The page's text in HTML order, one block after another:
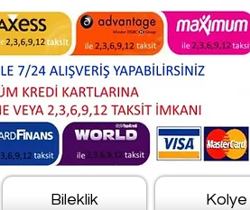
Bileklik Kolye